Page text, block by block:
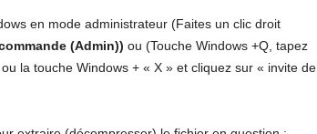
en mode administrateur (Faites un clic droit
(Admin)) ou (Touche Windows +Q, tapez
la touche Windows + « X » et cliquez sur « invite de